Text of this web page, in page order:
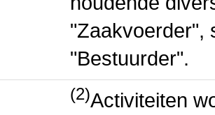
"Zaakvoerder",
"Bestuurder".
(2)Activiteiten